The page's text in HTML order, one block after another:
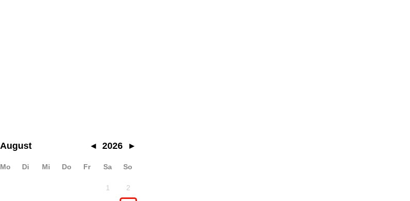
August ◂ 2026 ▸
Mo Di Mi Do Fr Sa So
1 2